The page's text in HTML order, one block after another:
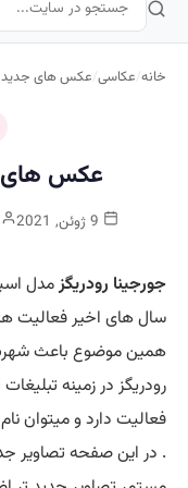
خانه/عکاسی/عکس های جدید
عکس های
جورجینا رودریگزمدل
سال های اخیر فعالیت
همین موضوع باعث
رودریگز در زمینه
فعالیت دارد و میتوان
. در این صفحه تصاویر